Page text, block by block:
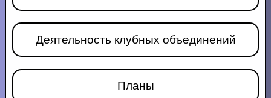
Деятельность клубных объединений
Планы